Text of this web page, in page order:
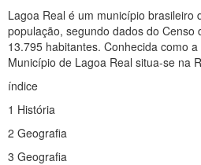
Lagoa Real é um município brasileiro
população, segundo dados do Censo
13.795 habitantes. Conhecida como
Município de Lagoa Real situa-se na
índice
1 História
2 Geografia
3 Geografia